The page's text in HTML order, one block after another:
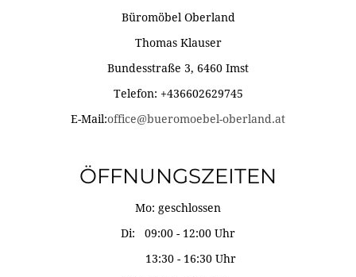
Büromöbel Oberland
Thomas Klauser
Bundesstraße 3, 6460 Imst
Telefon: +436602629745
E-Mail:office@bueromoebel-oberland.at
ÖFFNUNGSZEITEN
Mo: geschlossen
Di: 09:00 - 12:00 Uhr
13:30 - 16:30 Uhr